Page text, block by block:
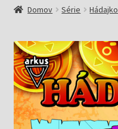
Predplatné
Pripravujeme
Pre školy
Domov Série Hádajko